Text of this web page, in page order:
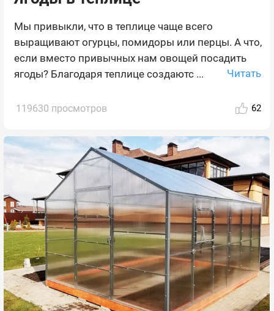
Мы привыкли, что в теплице чаще всего
выращивают огурцы, помидоры или перцы. А что,
если вместо привычных нам овощей посадить
ягоды? Благодаря теплице создаютс ...
Читать
119630 просмотров 62